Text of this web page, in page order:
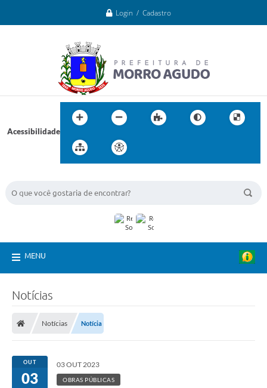
Login / Cadastro
Acessibilidade
MENU
Notícias
Notícias Notícia
OUT
03
03 OUT 2023
OBRAS PÚBLICAS